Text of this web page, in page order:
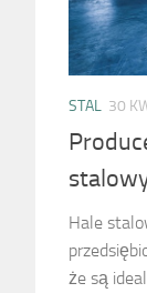
STAL 30
Hale
że są